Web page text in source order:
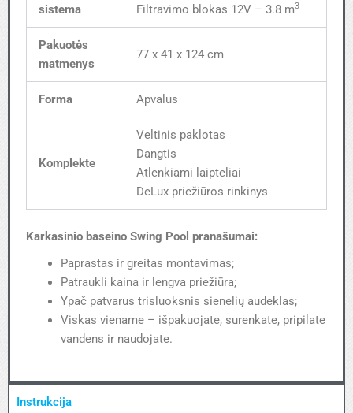
sistema
Filtravimo blokas 12V – 3.8 m3
Pakuotės
matmenys
77 x 41 x 124 cm
Forma Apvalus
Komplekte
Veltinis paklotas
Dangtis
Atlenkiami laipteliai
DeLux priežiūros rinkinys
Karkasinio baseino Swing Pool pranašumai:
Paprastas ir greitas montavimas;
Patraukli kaina ir lengva priežiūra;
Ypač patvarus trisluoksnis sienelių audeklas;
Viskas viename – išpakuojate, surenkate, pripilate
vandens ir naudojate.
Instrukcija